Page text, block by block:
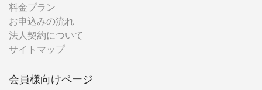
料金プラン
お申込みの流れ
法人契約について
サイトマップ
会員様向けページ